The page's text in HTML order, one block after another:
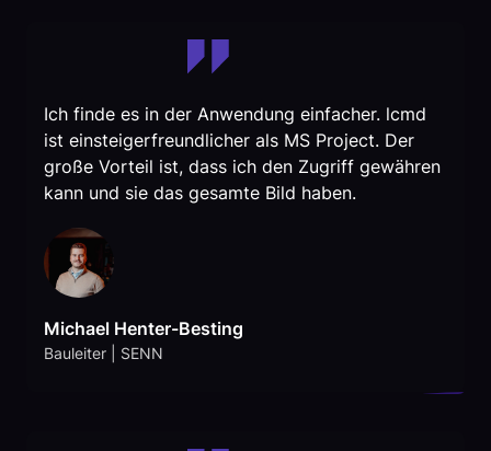
Ich finde es in der Anwendung einfacher. lcmd
ist einsteigerfreundlicher als MS Project. Der
große Vorteil ist, dass ich den Zugriff gewähren
kann und sie das gesamte Bild haben.
Michael Henter-Besting
Bauleiter | SENN